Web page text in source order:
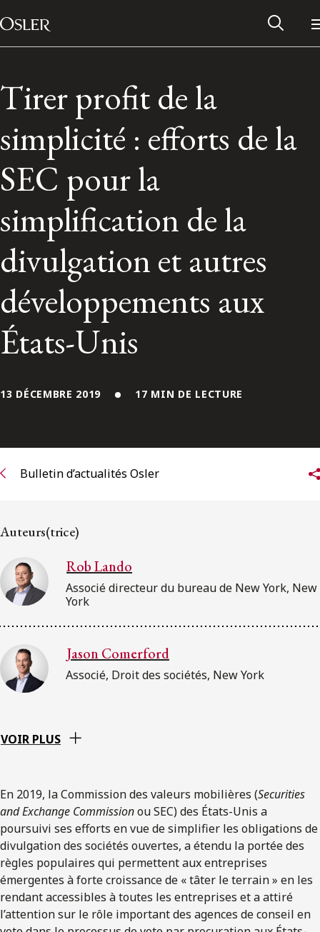
Passer au contenu
Main Navigation
Réseau des anciens d’Osler
Contactez-nous
Tirer profit de la
simplicité : efforts de la
SEC pour la
simplification de la
divulgation et autres
développements aux
États-Unis
13 DÉCEMBRE 2019 17 MIN DE LECTURE
Bulletin d’actualités Osler
Auteurs(trice)
Rob Lando
Associé directeur du bureau de New York, New
York
Jason Comerford
Associé, Droit des sociétés, New York
VOIR PLUS
En 2019, la Commission des valeurs mobilières (Securities
and Exchange Commissionou SEC) des États-Unis a
poursuivi ses efforts en vue de simplifier les obligations de
divulgation des sociétés ouvertes, a étendu la portée des
règles populaires qui permettent aux entreprises
émergentes à forte croissance de « tâter le terrain » en les
rendant accessibles à toutes les entreprises et a attiré
l’attention sur le rôle important des agences de conseil en